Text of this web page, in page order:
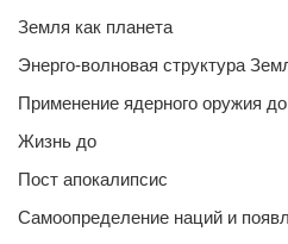
Земля как планета
Энерго-волновая структура
Применение ядерного оружия до
Жизнь до
Пост апокалипсис
Самоопределение наций и